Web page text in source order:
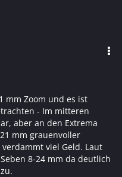
mm Zoom und es ist
- Im mitteren
aber an den Extrema
mm grauenvoller
viel Geld. Laut
8-24 mm da deutlich